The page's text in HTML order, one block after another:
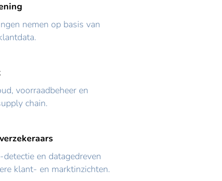
nemen op basis van
voorraadbeheer en
chain.
en datagedreven
klant- en marktinzichten.